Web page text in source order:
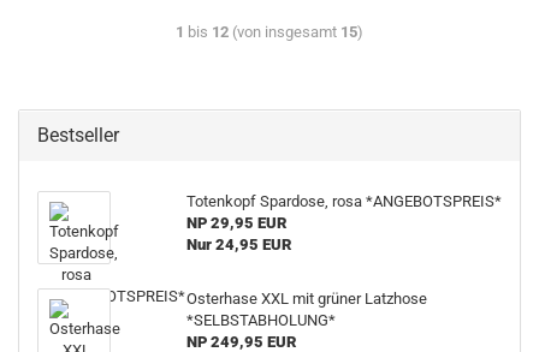
1 bis 12 (von insgesamt 15)
Bestseller
Totenkopf Spardose, rosa *ANGEBOTSPREIS*
NP 29,95 EUR
Nur 24,95 EUR
Osterhase XXL mit grüner Latzhose
*SELBSTABHOLUNG*
NP 249,95 EUR